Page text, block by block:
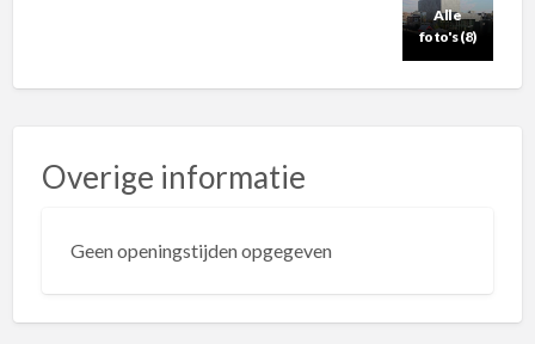
Alle
foto's (8)
Overige informatie
Geen openingstijden opgegeven